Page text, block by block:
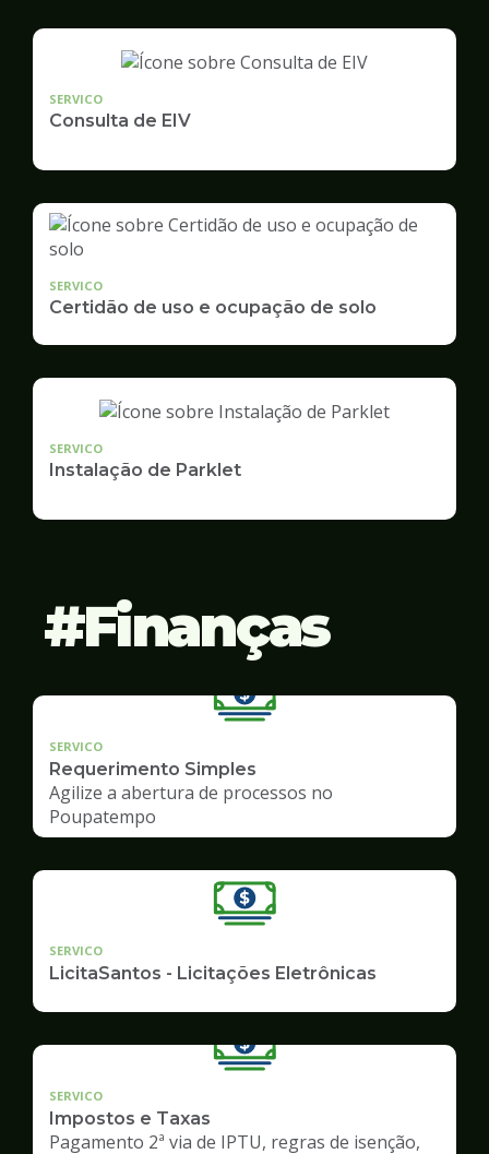
SERVICO
Consulta de EIV
SERVICO
Certidão de uso e ocupação de solo
SERVICO
Instalação de Parklet
Finanças
SERVICO
Requerimento Simples
Agilize a abertura de processos no
Poupatempo
SERVICO
LicitaSantos - Licitações Eletrônicas
SERVICO
Impostos e Taxas
Pagamento 2ª via de IPTU, regras de isenção,